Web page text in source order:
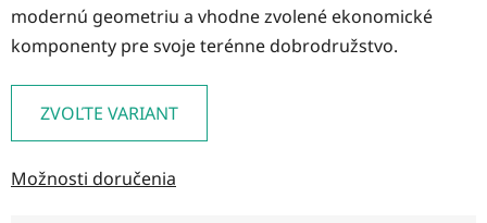
modernú geometriu a vhodne zvolené ekonomické
komponenty pre svoje terénne dobrodružstvo.
ZVOĽTE VARIANT
Možnosti doručenia